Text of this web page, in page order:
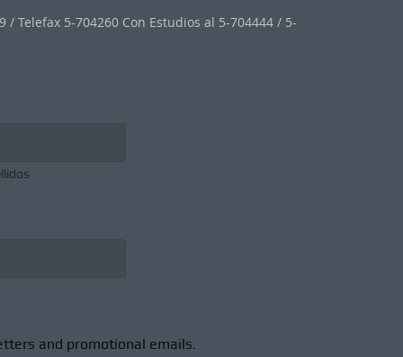
Telefax 5-704260 Con Estudios al 5-704444 / 5-
and promotional emails.